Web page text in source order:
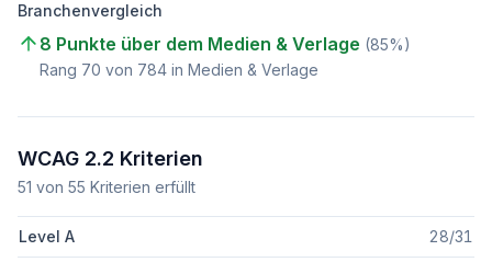
Branchenvergleich
8 Punkte über dem Medien & Verlage (85%)
Rang 70 von 784 in Medien & Verlage
WCAG 2.2 Kriterien
51 von 55 Kriterien erfüllt
Level A 28/31